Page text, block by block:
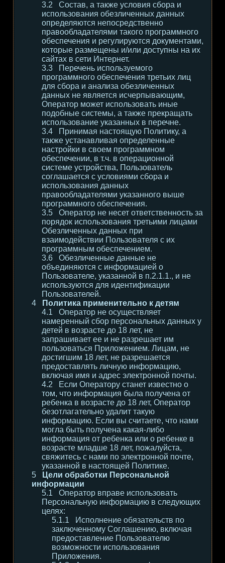
Состав, а также условия сбора и
использования обезличенных данных
определяются непосредственно
правообладателями такого программного
обеспечения и регулируются документами,
которые размещены и/или доступны на их
сайтах в сети Интернет.
Перечень используемого
программного обеспечения третьих лиц
для сбора и анализа обезличенных
данных не является исчерпывающим,
Оператор может использовать иные
подобные системы, а также прекращать
использование указанных в перечне.
Принимая настоящую Политику, а
также устанавливая определенные
настройки в своем программном
обеспечении, в т.ч. в операционной
системе устройства, Пользователь
соглашается с условиями сбора и
использования данных
правообладателями указанного выше
программного обеспечения.
Оператор не несет ответственность за
порядок использования третьими лицами
Обезличенных данных при
взаимодействии Пользователя с их
программным обеспечением.
Обезличенные данные не
объединяются с информацией о
Пользователе, указанной в п.2.1.1., и не
используются для идентификации
Пользователей.
Политика применительно к детям
Оператор не осуществляет
намеренный сбор персональных данных у
детей в возрасте до 18 лет, не
запрашивает ее и не разрешает им
пользоваться Приложением. Лицам, не
достигшим 18 лет, не разрешается
предоставлять личную информацию,
включая имя и адрес электронной почты.
Если Оператору станет известно о
том, что информация была получена от
ребенка в возрасте до 18 лет, Оператор
безотлагательно удалит такую
информацию. Если вы считаете, что нами
могла быть получена какая-либо
информация от ребенка или о ребенке в
возрасте младше 18 лет, пожалуйста,
свяжитесь с нами по электронной почте,
указанной в настоящей Политике.
Цели обработки Персональной
информации
Оператор вправе использовать
Персональную информацию в следующих
целях:
Исполнение обязательств по
заключенному Соглашению, включая
предоставление Пользователю
возможности использования
Приложения.